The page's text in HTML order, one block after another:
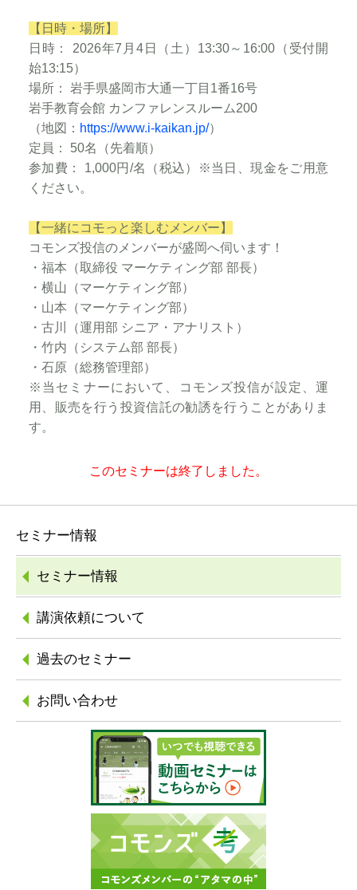
【日時・場所】
日時： 2026年7月4日（土）13:30～16:00（受付開
始13:15）
場所： 岩手県盛岡市大通一丁目1番16号
岩手教育会館 カンファレンスルーム200
（地図： https://www.i-kaikan.jp/）
定員： 50名（先着順）
参加費： 1,000円/名（税込）※当日、現金をご用意
ください。
【一緒にコモっと楽しむメンバー】
コモンズ投信のメンバーが盛岡へ伺います！
・福本（取締役 マーケティング部 部長）
・横山（マーケティング部）
・山本（マーケティング部）
・古川（運用部 シニア・アナリスト）
・竹内（システム部 部長）
・石原（総務管理部）
※当セミナーにおいて、コモンズ投信が設定、運
用、販売を行う投資信託の勧誘を行うことがありま
す。
このセミナーは終了しました。
セミナー情報
セミナー情報
講演依頼について
過去のセミナー
お問い合わせ